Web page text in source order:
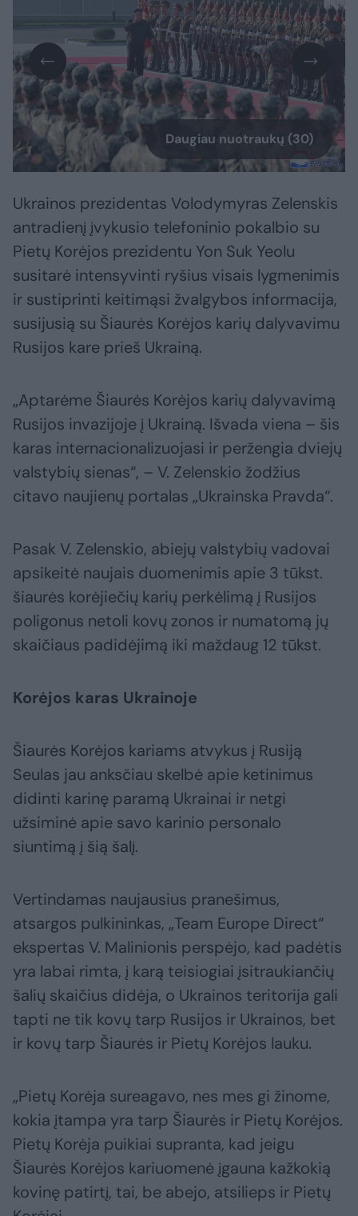
Daugiau nuotraukų (30)
Ukrainos prezidentas Volodymyras Zelenskis
antradienį įvykusio telefoninio pokalbio su
Pietų Korėjos prezidentu Yon Suk Yeolu
susitarė intensyvinti ryšius visais lygmenimis
ir sustiprinti keitimąsi žvalgybos informacija,
susijusią su Šiaurės Korėjos karių dalyvavimu
Rusijos kare prieš Ukrainą.
„Aptarėme Šiaurės Korėjos karių dalyvavimą
Rusijos invazijoje į Ukrainą. Išvada viena – šis
karas internacionalizuojasi ir peržengia dviejų
valstybių sienas“, – V. Zelenskio žodžius
citavo naujienų portalas „Ukrainska Pravda“.
Pasak V. Zelenskio, abiejų valstybių vadovai
apsikeitė naujais duomenimis apie 3 tūkst.
šiaurės korėjiečių karių perkėlimą į Rusijos
poligonus netoli kovų zonos ir numatomą jų
skaičiaus padidėjimą iki maždaug 12 tūkst.
Korėjos karas Ukrainoje
Šiaurės Korėjos kariams atvykus į Rusiją
Seulas jau anksčiau skelbė apie ketinimus
didinti karinę paramą Ukrainai ir netgi
užsiminė apie savo karinio personalo
siuntimą į šią šalį.
Vertindamas naujausius pranešimus,
atsargos pulkininkas, „Team Europe Direct“
ekspertas V. Malinionis perspėjo, kad padėtis
yra labai rimta, į karą teisiogiai įsitraukiančių
šalių skaičius didėja, o Ukrainos teritorija gali
tapti ne tik kovų tarp Rusijos ir Ukrainos, bet
ir kovų tarp Šiaurės ir Pietų Korėjos lauku.
„Pietų Korėja sureagavo, nes mes gi žinome,
kokia įtampa yra tarp Šiaurės ir Pietų Korėjos.
Pietų Korėja puikiai supranta, kad jeigu
Šiaurės Korėjos kariuomenė įgauna kažkokią
kovinę patirtį, tai, be abejo, atsilieps ir Pietų